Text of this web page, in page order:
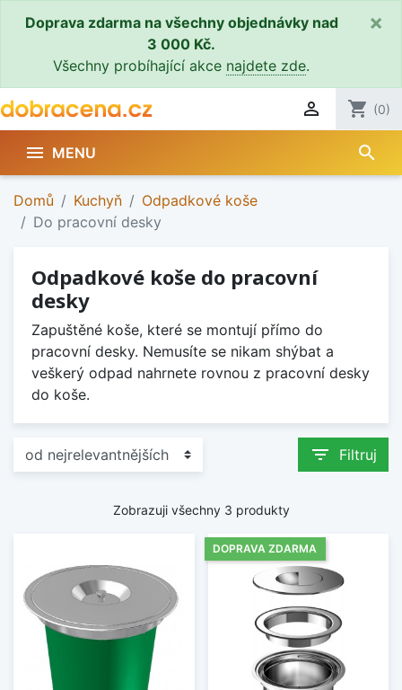
Doprava zdarma na všechny objednávky nad
3 000 Kč.
Všechny probíhající akce najdete zde.
×
 shopping_cart (0)
 MENU search
Domů Kuchyň
Odpadkové koše
Do pracovní desky
Odpadkové koše do pracovní
desky
Zapuštěné koše, které se montují přímo do
pracovní desky. Nemusíte se nikam shýbat a
veškerý odpad nahrnete rovnou z pracovní desky
do koše.
filter_list Filtruj
Zobrazuji všechny 3 produkty
DOPRAVA ZDARMA